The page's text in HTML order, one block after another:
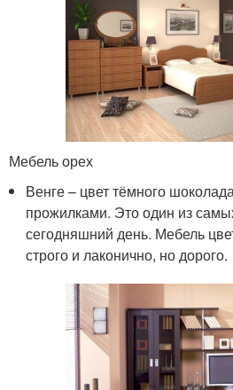
Мебель орех
Венге – цвет тёмного
прожилками. Это один из
сегодняшний день. Мебель
строго и лаконично, но дорого.